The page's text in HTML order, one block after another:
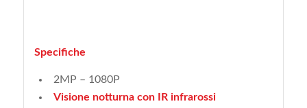
Specifiche
2MP – 1080P
Visione notturna con IR infrarossi